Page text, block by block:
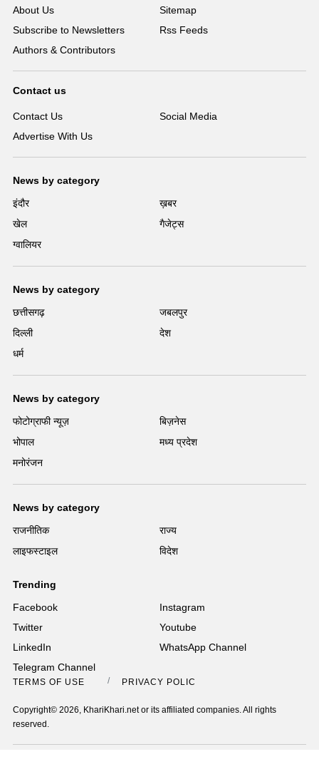
About Us
Sitemap
Subscribe to Newsletters
Rss Feeds
Authors & Contributors
Contact us
Contact Us
Social Media
Advertise With Us
News by category
इंदौर
ख़बर
खेल
गैजेट्स
ग्वालियर
News by category
छत्तीसगढ़
जबलपुर
दिल्ली
देश
धर्म
News by category
फोटोग्राफी न्यूज़
बिज़नेस
भोपाल
मध्य प्रदेश
मनोरंजन
News by category
राजनीतिक
राज्य
लाइफस्टाइल
विदेश
Trending
Facebook
Instagram
Twitter
Youtube
LinkedIn
WhatsApp Channel
Telegram Channel
TERMS OF USE PRIVACY POLICY
Copyright© 2026, KhariKhari.net or its affiliated companies. All rights
reserved.